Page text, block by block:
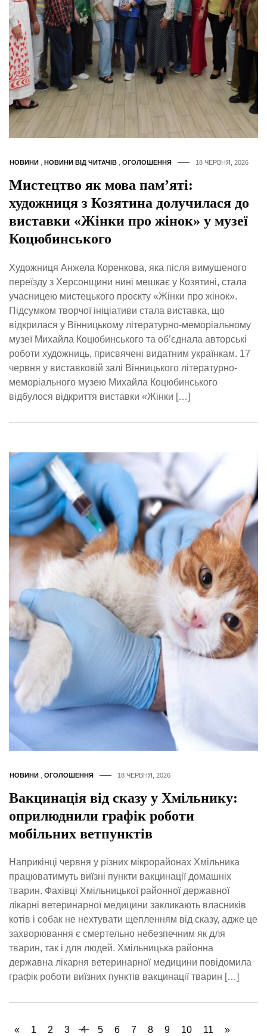
НОВИНИ НОВИНИ ВІД ЧИТАЧІВ ОГОЛОШЕННЯ 18 ЧЕРВНЯ, 2026
Мистецтво як мова пам’яті:
художниця з Козятина долучилася до
виставки «Жінки про жінок» у музеї
Коцюбинського
Художниця Анжела Коренкова, яка після вимушеного
переїзду з Херсонщини нині мешкає у Козятині, стала
учасницею мистецького проєкту «Жінки про жінок».
Підсумком творчої ініціативи стала виставка, що
відкрилася у Вінницькому літературно-меморіальному
музеї Михайла Коцюбинського та об’єднала авторські
роботи художниць, присвячені видатним українкам. 17
червня у виставковій залі Вінницького літературно-
меморіального музею Михайла Коцюбинського
відбулося відкриття виставки «Жінки […]
НОВИНИ ОГОЛОШЕННЯ 18 ЧЕРВНЯ, 2026
Вакцинація від сказу у Хмільнику:
оприлюднили графік роботи
мобільних ветпунктів
Наприкінці червня у різних мікрорайонах Хмільника
працюватимуть виїзні пункти вакцинації домашніх
тварин. Фахівці Хмільницької районної державної
лікарні ветеринарної медицини закликають власників
котів і собак не нехтувати щепленням від сказу, адже це
захворювання є смертельно небезпечним як для
тварин, так і для людей. Хмільницька районна
державна лікарня ветеринарної медицини повідомила
графік роботи виїзних пунктів вакцинації тварин […]
« 1 2 3 4 5 6 7 8 9 10 11 »